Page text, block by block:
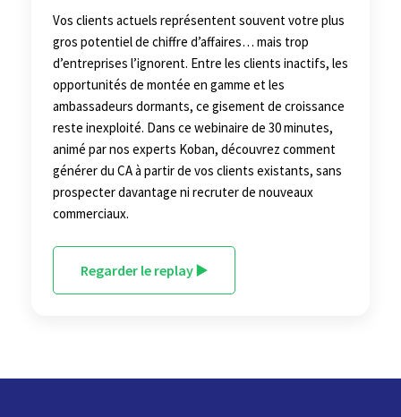
Vos clients actuels représentent souvent votre plus
gros potentiel de chiffre d’affaires… mais trop
d’entreprises l’ignorent. Entre les clients inactifs, les
opportunités de montée en gamme et les
ambassadeurs dormants, ce gisement de croissance
reste inexploité. Dans ce webinaire de 30 minutes,
animé par nos experts Koban, découvrez comment
générer du CA à partir de vos clients existants, sans
prospecter davantage ni recruter de nouveaux
commerciaux.
Regarder le replay ▶️